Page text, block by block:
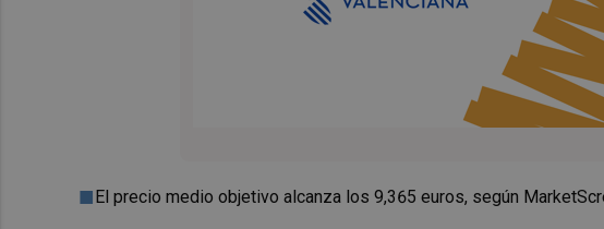
El precio medio objetivo alcanza los 9,365 euros, según